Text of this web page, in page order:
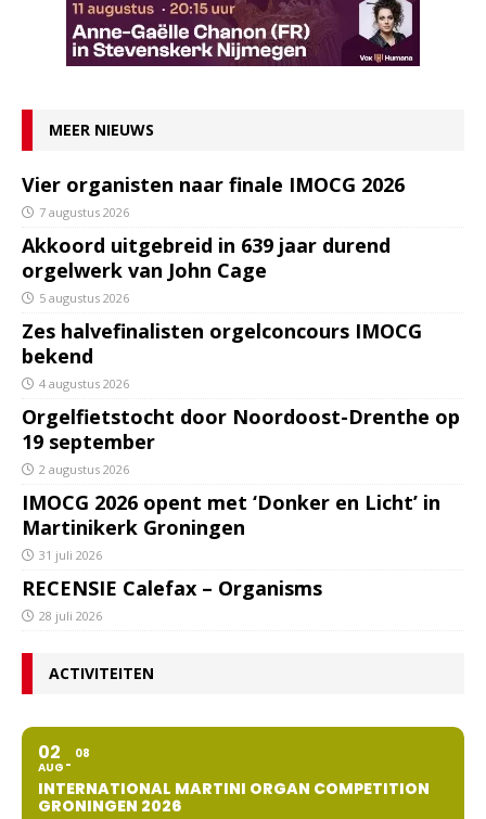
MEER NIEUWS
Vier organisten naar finale IMOCG 2026
7 augustus 2026
Akkoord uitgebreid in 639 jaar durend
orgelwerk van John Cage
5 augustus 2026
Zes halvefinalisten orgelconcours IMOCG
bekend
4 augustus 2026
Orgelfietstocht door Noordoost-Drenthe op
19 september
2 augustus 2026
IMOCG 2026 opent met ‘Donker en Licht’ in
Martinikerk Groningen
31 juli 2026
RECENSIE Calefax – Organisms
28 juli 2026
ACTIVITEITEN
02
AUG
08
INTERNATIONAL MARTINI ORGAN COMPETITION
GRONINGEN 2026